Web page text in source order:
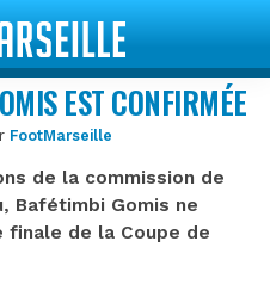
EST CONFIRMÉE
FootMarseille
de la commission de
Bafétimbi Gomis ne
finale de la Coupe de